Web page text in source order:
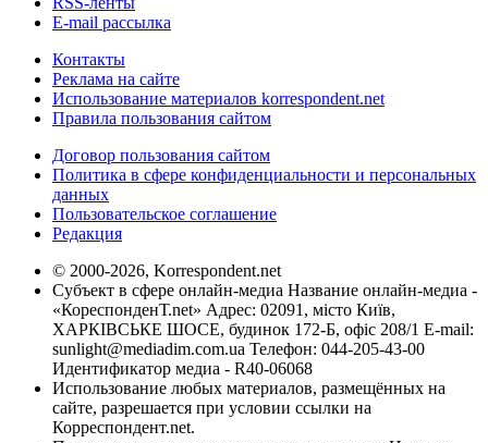
E-mail рассылка
Контакты
Реклама на сайте
Использование материалов korrespondent.net
Правила пользования сайтом
Договор пользования сайтом
Политика в сфере конфиденциальности и персональных
данных
Пользовательское соглашение
Редакция
© 2000-2026, Korrespondent.net
Субъект в сфере онлайн-медиа Название онлайн-медиа -
«КореспонденТ.net» Адрес: 02091, місто Київ,
ХАРКІВСЬКЕ ШОСЕ, будинок 172-Б, офіс 208/1 E-mail:
sunlight@mediadim.com.ua Телефон: 044-205-43-00
Идентификатор медиа - R40-06068
Использование любых материалов, размещённых на
сайте, разрешается при условии ссылки на
Корреспондент.net.